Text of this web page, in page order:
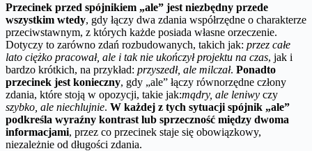
Przecinek przed spójnikiem „ale” jest niezbędny przede
wszystkim wtedy, gdy łączy dwa zdania współrzędne o charakterze
przeciwstawnym, z których każde posiada własne orzeczenie.
Dotyczy to zarówno zdań rozbudowanych, takich jak: przez całe
lato ciężko pracował, ale i tak nie ukończył projektu na czas, jak i
bardzo krótkich, na przykład: przyszedł, ale milczał. Ponadto
przecinek jest konieczny, gdy „ale” łączy równorzędne człony
zdania, które stoją w opozycji, takie jak:mądry, ale leniwy czy
szybko, ale niechlujnie. W każdej z tych sytuacji spójnik „ale”
podkreśla wyraźny kontrast lub sprzeczność między dwoma
informacjami, przez co przecinek staje się obowiązkowy,
niezależnie od długości zdania.